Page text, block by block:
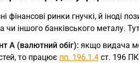
фінансові ринки гнучкі, й
чи іншого банківського металу.
А (валютний обіг): якщо видача
то працює пп. 196.1.4 ст. 196